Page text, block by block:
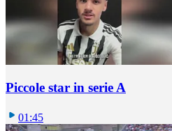
Piccole star in serie A
01:45